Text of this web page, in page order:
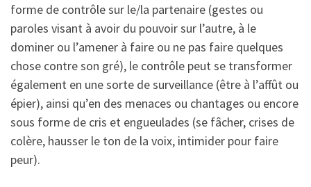
forme de contrôle sur le/la partenaire (gestes ou
paroles visant à avoir du pouvoir sur l’autre, à le
dominer ou l’amener à faire ou ne pas faire quelques
chose contre son gré), le contrôle peut se transformer
également en une sorte de surveillance (être à l’affût ou
épier), ainsi qu’en des menaces ou chantages ou encore
sous forme de cris et engueulades (se fâcher, crises de
colère, hausser le ton de la voix, intimider pour faire
peur).